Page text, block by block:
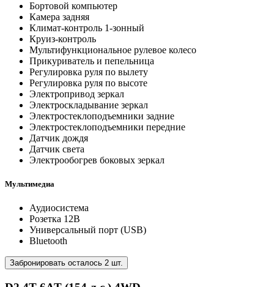
Бортовой компьютер
Камера задняя
Климат-контроль 1-зонный
Круиз-контроль
Мультифункциональное рулевое колесо
Прикуриватель и пепельница
Регулировка руля по вылету
Регулировка руля по высоте
Электропривод зеркал
Электроскладывание зеркал
Электростеклоподъемники задние
Электростеклоподъемники передние
Датчик дождя
Датчик света
Электрообогрев боковых зеркал
Мультимедиа
Аудиосистема
Розетка 12В
Универсальный порт (USB)
Bluetooth
Забронировать осталось 2 шт.